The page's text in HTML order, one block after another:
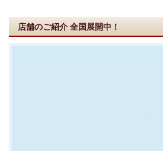
店舗のご紹介 全国展開中！